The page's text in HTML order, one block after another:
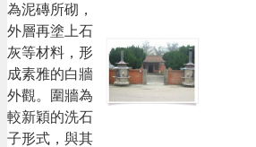
為泥磚所砌，
外層再塗上石
灰等材料，形
成素雅的白牆
外觀。圍牆為
較新穎的洗石
子形式，與其